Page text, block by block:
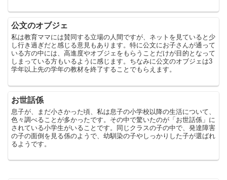
公文のオブジェ
私は教育ママには賛同する立場の人間ですが、ネットを見ていると少
し行き過ぎだと感じる意見もあります。特に公文にお子さんが通って
いる方の中には、高進度やオブジェをもらうことだけが目的となって
しまっている方もいるように感じます。ちなみに公文のオブジェは3
学年以上先の学年の教材を終了することでもらえます。
お世話係
息子が、まだ小さかった頃、私は息子の小学校以降の生活について、
色々調べることが多かったです。その中で驚いたのが「お世話係」に
されている小学生がいることです。同じクラスの子の中で、発達障害
の子の面倒を見る係のようで、幼馴染の子やしっかりした子が選ばれ
るようです。